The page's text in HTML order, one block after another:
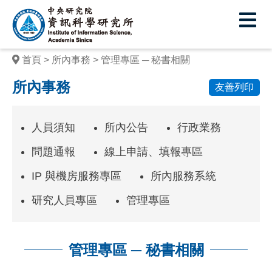
中
央
研
究
院
學
研
所
首頁 所內事務 管理專區 ─ 秘書相關
所內事務 友善列印
人員須知 所內公告
行政業務
問題通報
線上申請、填報專區
IP 與機房服務專區
所內服務系統
研究人員專區
管理專區
管理專區 ─ 秘書相關